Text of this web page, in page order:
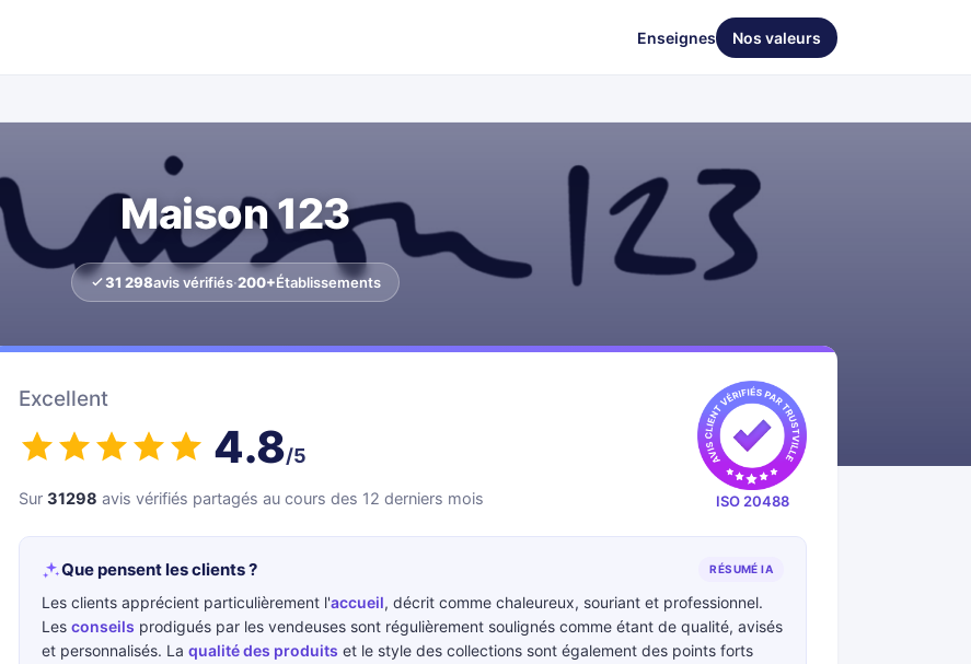
Enseignes Nos valeurs
Maison 123
31 298avis vérifiés·200+Établissements
Excellent
4.8/5
Sur 31298 avis vérifiés partagés au cours des 12 derniers mois ISO 20488
Que pensent les clients ? RÉSUMÉ IA
Les clients apprécient particulièrement l'accueil, décrit comme chaleureux, souriant et professionnel.
Les conseils prodigués par les vendeuses sont régulièrement soulignés comme étant de qualité, avisés
et personnalisés. La qualité des produits et le style des collections sont également des points forts